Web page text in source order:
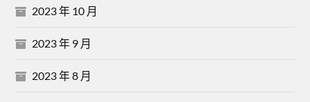
2023 年 10 月
2023 年 9 月
2023 年 8 月